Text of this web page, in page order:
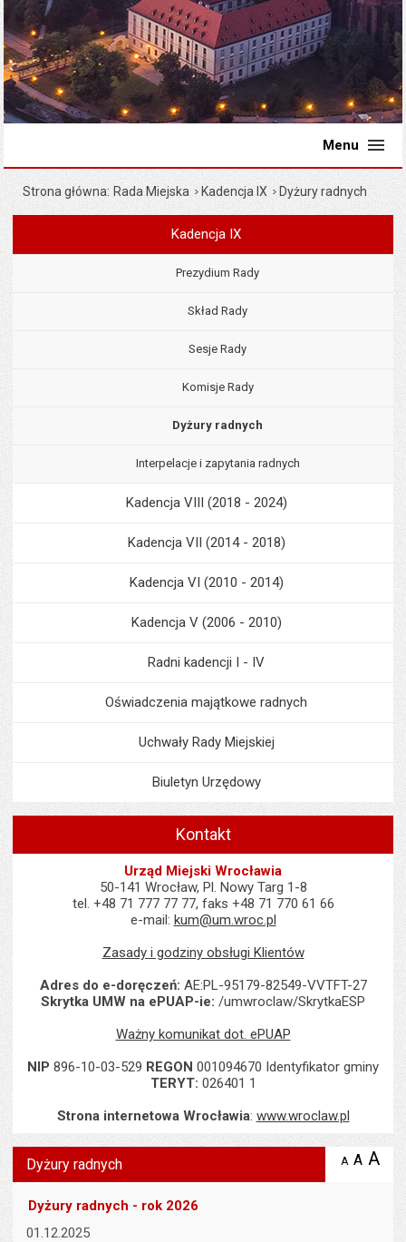
Menu
Strona główna Rada Miejska Kadencja IX Dyżury radnych
Menu
Kadencja IX
Prezydium Rady
Skład Rady
Sesje Rady
Komisje Rady
Dyżury radnych
Interpelacje i zapytania radnych
Kadencja VIII (2018 - 2024)
Kadencja VII (2014 - 2018)
Kadencja VI (2010 - 2014)
Kadencja V (2006 - 2010)
Radni kadencji I - IV
Oświadczenia majątkowe radnych
Uchwały Rady Miejskiej
Biuletyn Urzędowy
Kontakt
Urząd Miejski Wrocławia
50-141 Wrocław, Pl. Nowy Targ 1-8
tel. +48 71 777 77 77, faks +48 71 770 61 66
e-mail: kum@um.wroc.pl
Zasady i godziny obsługi Klientów
Adres do e-doręczeń: AE:PL-95179-82549-VVTFT-27
Skrytka UMW na ePUAP-ie: /umwroclaw/SkrytkaESP
Ważny komunikat dot. ePUAP
NIP 896-10-03-529 REGON 001094670 Identyfikator gminy
TERYT: 026401 1
Strona internetowa Wrocławia: www.wroclaw.pl
Dyżury radnych A zmniejsz
A A
Dyżury radnych - rok 2026
01.12.2025